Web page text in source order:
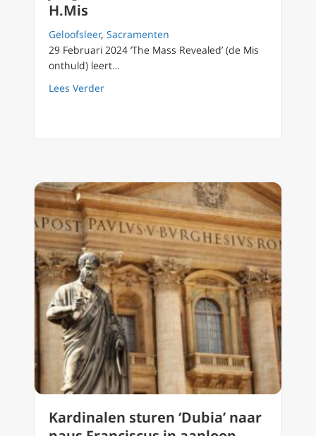
H.Mis
Geloofsleer, Sacramenten
29 Februari 2024 ‘The Mass Revealed’ (de Mis
onthuld) leert…
Lees Verderabout ‘The Mass Revealed’ leert jongeren
Kardinalen sturen ‘Dubia’ naar